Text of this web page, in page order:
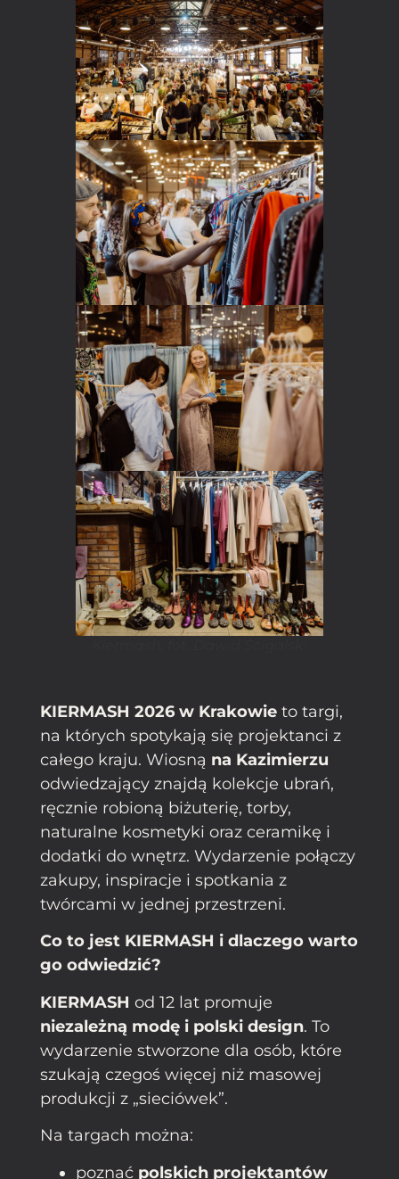
KIERMASH 2026 w Krakowie to targi,
na których spotykają się projektanci z
całego kraju. Wiosną na Kazimierzu
odwiedzający znajdą kolekcje ubrań,
ręcznie robioną biżuterię, torby,
naturalne kosmetyki oraz ceramikę i
dodatki do wnętrz. Wydarzenie połączy
zakupy, inspiracje i spotkania z
twórcami w jednej przestrzeni.
Co to jest KIERMASH i dlaczego warto
go odwiedzić?
KIERMASH od 12 lat promuje
niezależną modę i polski design. To
wydarzenie stworzone dla osób, które
szukają czegoś więcej niż masowej
produkcji z „sieciówek”.
Na targach można:
poznać polskich projektantów